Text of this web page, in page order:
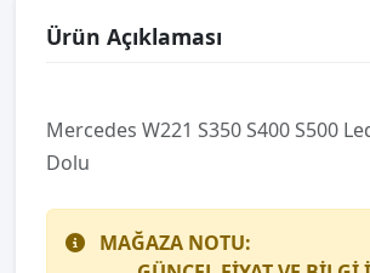
Ürün Açıklaması
Mercedes W221 S350 S400 S500
Dolu
MAĞAZA NOTU: